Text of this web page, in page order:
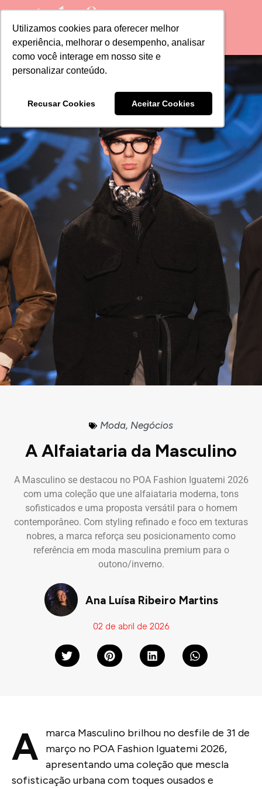
Utilizamos cookies para oferecer melhor
experiência, melhorar o desempenho, analisar
como você interage em nosso site e
personalizar conteúdo.
Recusar Cookies Aceitar Cookies
Utilizamos cookies para oferecer melhor
experiência, melhorar o desempenho, analisar
como você interage em nosso site e
personalizar conteúdo.
Recusar Cookies Aceitar Cookies
Moda, Negócios
A Alfaiataria da Masculino
A Masculino se destacou no POA Fashion Iguatemi 2026
com uma coleção que une alfaiataria moderna, tons
sofisticados e uma proposta versátil para o homem
contemporâneo. Com styling refinado e foco em texturas
nobres, a marca reforça seu posicionamento como
referência em moda masculina premium para o
outono/inverno.
Ana Luísa Ribeiro Martins
02 de abril de 2026
A
marca Masculino brilhou no desfile de 31 de
março no POA Fashion Iguatemi 2026,
apresentando uma coleção que mescla
sofisticação urbana com toques ousados e